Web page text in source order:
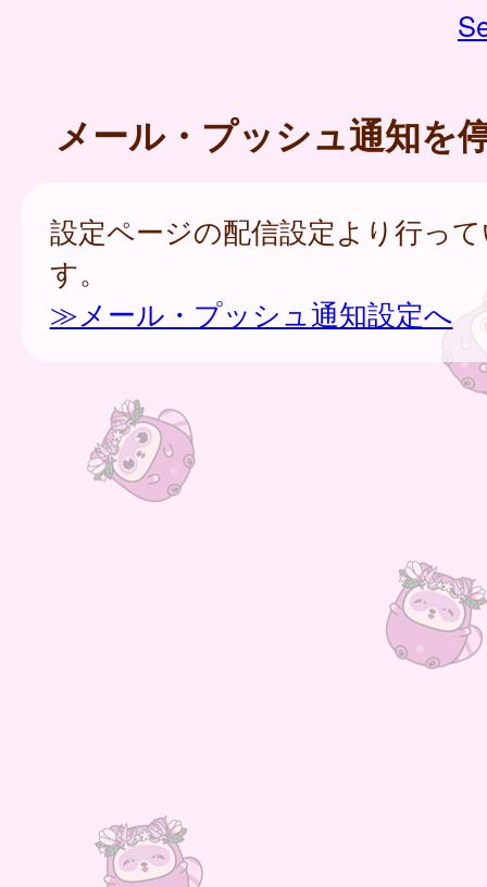
メール・プッシュ通知を
設定ページの配信設定より行っ
す。
≫メール・プッシュ通知設定へ